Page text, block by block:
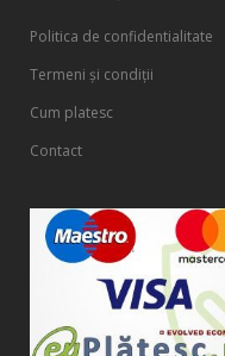
Politica de confidentialitate
Termeni și condiții
Cum platesc
Contact